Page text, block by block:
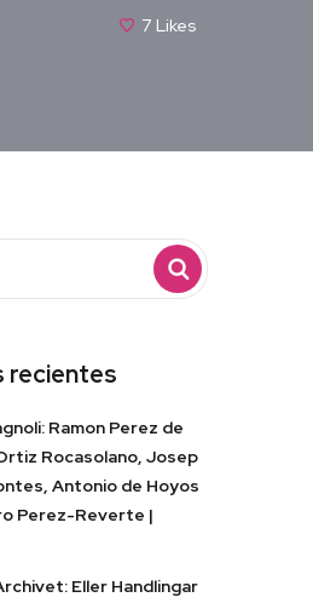
7 Likes
recientes
Ramon Perez de
Rocasolano, Josep
Antonio de Hoyos
Perez-Reverte |
Eller Handlingar